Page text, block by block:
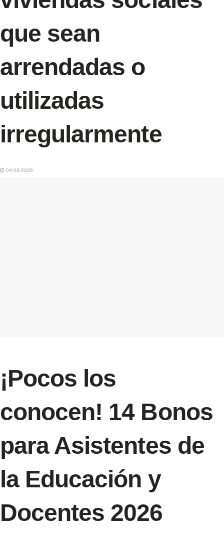
que sean
arrendadas o
utilizadas
irregularmente
04/08/2026
¡Pocos los
conocen! 14 Bonos
para Asistentes de
la Educación y
Docentes 2026